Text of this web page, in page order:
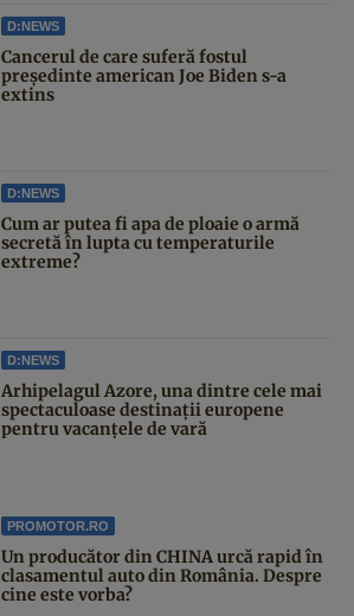
D:NEWS
Cancerul de care suferă fostul
președinte american Joe Biden s-a
extins
D:NEWS
Cum ar putea fi apa de ploaie o armă
secretă în lupta cu temperaturile
extreme?
D:NEWS
Arhipelagul Azore, una dintre cele mai
spectaculoase destinații europene
pentru vacanțele de vară
PROMOTOR.RO
Un producător din CHINA urcă rapid în
clasamentul auto din România. Despre
cine este vorba?